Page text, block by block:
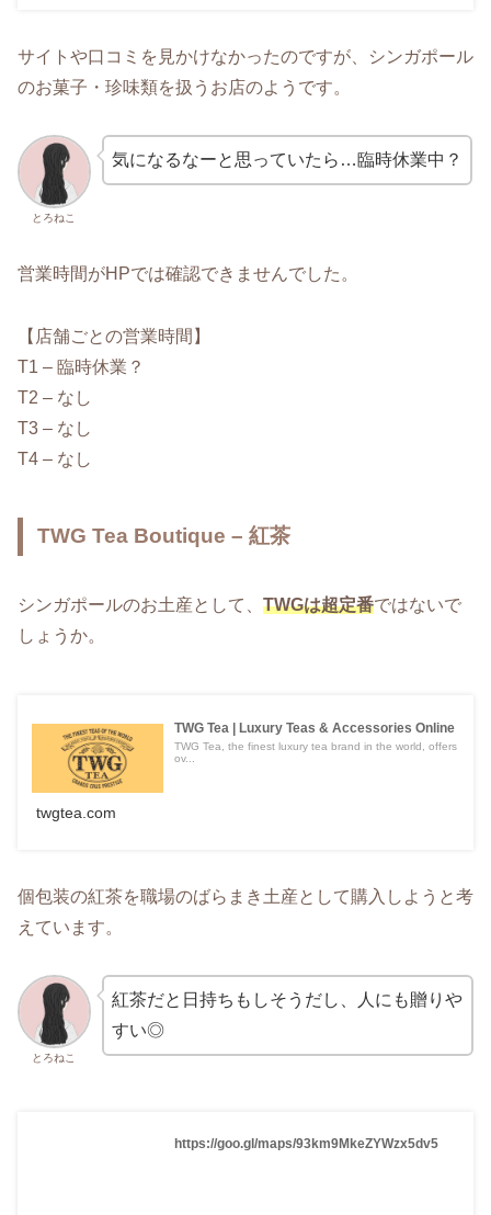
サイトや口コミを見かけなかったのですが、シンガポール
のお菓子・珍味類を扱うお店のようです。
とろねこ
気になるなーと思っていたら…臨時休業中？
営業時間がHPでは確認できませんでした。
【店舗ごとの営業時間】
T1 – 臨時休業？
T2 – なし
T3 – なし
T4 – なし
TWG Tea Boutique – 紅茶
シンガポールのお土産として、 TWGは超定番ではないで
しょうか。
TWG Tea | Luxury Teas & Accessories Online
TWG Tea, the finest luxury tea brand in the world, offers
ov...
twgtea.com
個包装の紅茶を職場のばらまき土産として購入しようと考
えています。
とろねこ
紅茶だと日持ちもしそうだし、人にも贈りや
すい◎
https://goo.gl/maps/93km9MkeZYWzx5dv5